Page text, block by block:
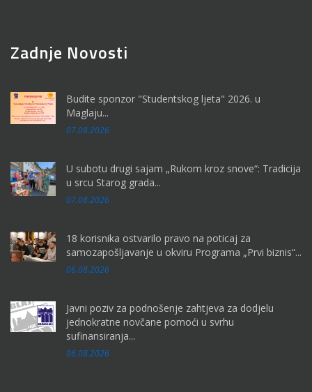
Zadnje Novosti
Budite sponzor "Studentskog ljeta" 2026. u
Maglaju...
07.08.2026
U subotu drugi sajam „Rukom kroz snove“: Tradicija
u srcu Starog grada...
07.08.2026
18 korisnika ostvarilo pravo na poticaj za
samozapošljavanje u okviru Programa „Prvi biznis“...
06.08.2026
Javni poziv za podnošenje zahtjeva za dodjelu
jednokratne novčane pomoći u svrhu
sufinansiranja...
06.08.2026